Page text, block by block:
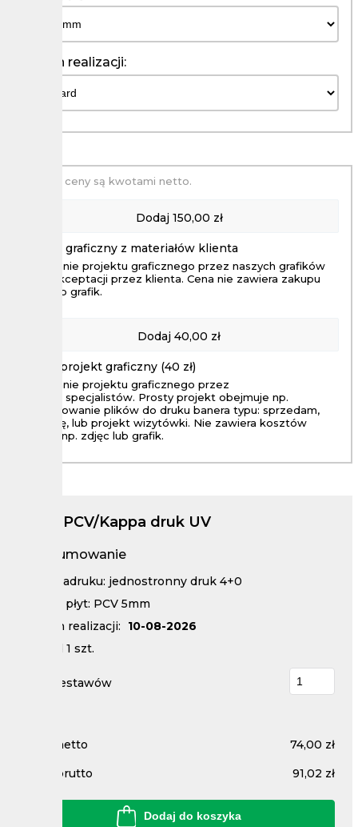
Termin realizacji:
Podane ceny są kwotami netto.
Dodaj150,00 zł
Projekt graficzny z materiałów klienta
Wykonanie projektu graficznego przez naszych grafików
aż do akceptacji przez klienta. Cena nie zawiera zakupu
zdjęc lub grafik.
Dodaj 40,00 zł
Prosty projekt graficzny (40 zł)
Wykonanie projektu graficznego przez
naszych specjalistów. Prosty projekt obejmuje np.
przygotowanie plików do druku banera typu: sprzedam,
wynajmę, lub projekt wizytówki. Nie zawiera kosztów
zakupu np. zdjęc lub grafik.
Płyty PCV/Kappa druk UV
Podsumowanie
Kolor zadruku: jednostronny druk 4+0
Rodzaj płyt: PCV 5mm
Termin realizacji:
10-08-2026
Nakład 1 szt.
Ilość zestawów
Cena netto
74,00 zł
Cena brutto
91,02 zł
Dodaj do koszyka